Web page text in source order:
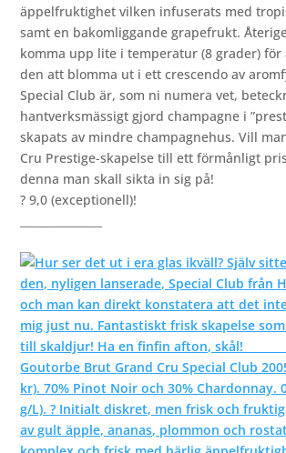
äppelfruktighet vilken infuserats med
samt en bakomliggande grapefrukt.
komma upp lite i temperatur (8 grader) för
den att blomma ut i ett crescendo av
Special Club är, som ni numera vet,
hantverksmässigt gjord champagne i
skapats av mindre champagnehus. Vill
Cru Prestige-skapelse till ett förmånligt
denna man skall sikta in sig på!
? 9,0 (exceptionell)!